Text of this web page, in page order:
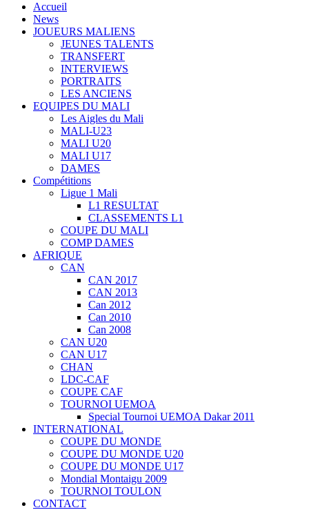
Accueil
News
JOUEURS MALIENS
JEUNES TALENTS
TRANSFERT
INTERVIEWS
PORTRAITS
LES ANCIENS
EQUIPES DU MALI
Les Aigles du Mali
MALI-U23
MALI U20
MALI U17
DAMES
Compétitions
Ligue 1 Mali
L1 RESULTAT
CLASSEMENTS L1
COUPE DU MALI
COMP DAMES
AFRIQUE
CAN
CAN 2017
CAN 2013
Can 2012
Can 2010
Can 2008
CAN U20
CAN U17
CHAN
LDC-CAF
COUPE CAF
TOURNOI UEMOA
Special Tournoi UEMOA Dakar 2011
INTERNATIONAL
COUPE DU MONDE
COUPE DU MONDE U20
COUPE DU MONDE U17
Mondial Montaigu 2009
TOURNOI TOULON
CONTACT